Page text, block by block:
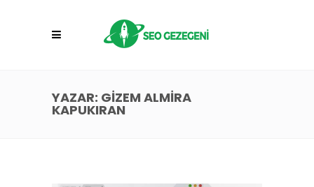
YAZAR: GIZEM ALMIRA
KAPUKIRAN